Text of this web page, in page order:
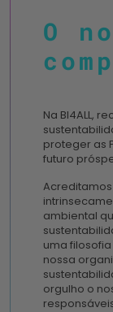
O
Na BI4ALL,
proteger as
futuro
ambiental
uma
nossa
orgulho o